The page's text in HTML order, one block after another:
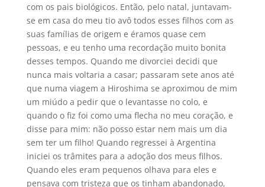
com os pais biológicos. Então, pelo natal, juntavam-
se em casa do meu tio avô todos esses filhos com as
suas famílias de origem e éramos quase cem
pessoas, e eu tenho uma recordação muito bonita
desses tempos. Quando me divorciei decidi que
nunca mais voltaria a casar; passaram sete anos até
que numa viagem a Hiroshima se aproximou de mim
um miúdo a pedir que o levantasse no colo, e
quando o fiz foi como uma flecha no meu coração, e
disse para mim: não posso estar nem mais um dia
sem ter um filho! Quando regressei à Argentina
iniciei os trâmites para a adoção dos meus filhos.
Quando eles eram pequenos olhava para eles e
pensava com tristeza que os tinham abandonado,